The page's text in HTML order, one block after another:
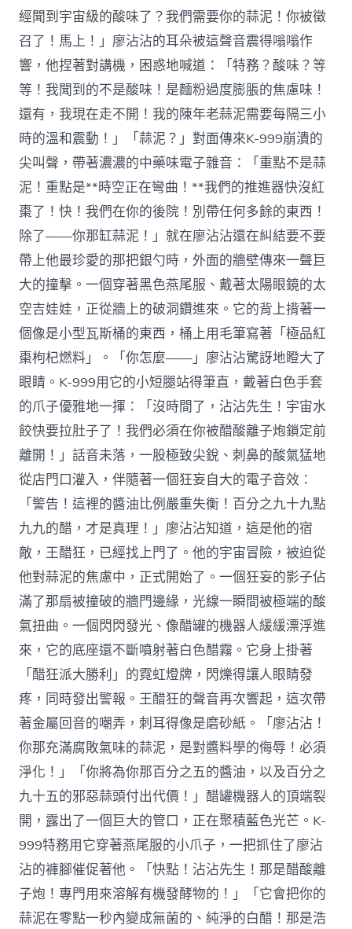
經聞到宇宙級的酸味了？我們需要你的蒜泥！你被徵
召了！馬上！」廖沾沾的耳朵被這聲音震得嗡嗡作
響，他捏著對講機，困惑地喊道：「特務？酸味？等
等！我聞到的不是酸味！是麵粉過度膨脹的焦慮味！
還有，我現在走不開！我的陳年老蒜泥需要每隔三小
時的溫和震動！」「蒜泥？」對面傳來K-999崩潰的
尖叫聲，帶著濃濃的中藥味電子雜音：「重點不是蒜
泥！重點是**時空正在彎曲！**我們的推進器快沒紅
棗了！快！我們在你的後院！別帶任何多餘的東西！
除了——你那缸蒜泥！」就在廖沾沾還在糾結要不要
帶上他最珍愛的那把銀勺時，外面的牆壁傳來一聲巨
大的撞擊。一個穿著黑色燕尾服、戴著太陽眼鏡的太
空吉娃娃，正從牆上的破洞鑽進來。它的背上揹著一
個像是小型瓦斯桶的東西，桶上用毛筆寫著「極品紅
棗枸杞燃料」。「你怎麼——」廖沾沾驚訝地瞪大了
眼睛。K-999用它的小短腿站得筆直，戴著白色手套
的爪子優雅地一揮：「沒時間了，沾沾先生！宇宙水
餃快要拉肚子了！我們必須在你被醋酸離子炮鎖定前
離開！」話音未落，一股極致尖銳、刺鼻的酸氣猛地
從店門口灌入，伴隨著一個狂妄自大的電子音效：
「警告！這裡的醬油比例嚴重失衡！百分之九十九點
九九的醋，才是真理！」廖沾沾知道，這是他的宿
敵，王醋狂，已經找上門了。他的宇宙冒險，被迫從
他對蒜泥的焦慮中，正式開始了。一個狂妄的影子佔
滿了那扇被撞破的牆門邊緣，光線一瞬間被極端的酸
氣扭曲。一個閃閃發光、像醋罐的機器人緩緩漂浮進
來，它的底座還不斷噴射著白色醋霧。它身上掛著
「醋狂派大勝利」的霓虹燈牌，閃爍得讓人眼睛發
疼，同時發出警報。王醋狂的聲音再次響起，這次帶
著金屬回音的嘲弄，刺耳得像是磨砂紙。「廖沾沾！
你那充滿腐敗氣味的蒜泥，是對醬料學的侮辱！必須
淨化！」「你將為你那百分之五的醬油，以及百分之
九十五的邪惡蒜頭付出代價！」醋罐機器人的頂端裂
開，露出了一個巨大的管口，正在聚積藍色光芒。K-
999特務用它穿著燕尾服的小爪子，一把抓住了廖沾
沾的褲腳催促著他。「快點！沾沾先生！那是醋酸離
子炮！專門用來溶解有機發酵物的！」「它會把你的
蒜泥在零點一秒內變成無菌的、純淨的白醋！那是浩